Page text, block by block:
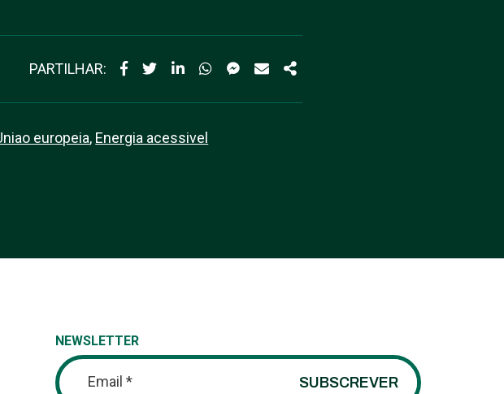
PARTILHAR:
europeia, Energia acessivel
NEWSLETTER
Email * SUBSCREVER